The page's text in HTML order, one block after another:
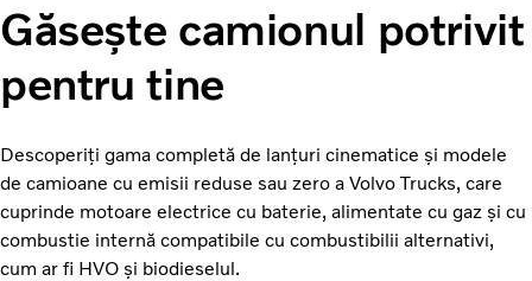
Găsește camionul potrivit
pentru tine
Descoperiți gama completă de lanțuri cinematice și modele
de camioane cu emisii reduse sau zero a Volvo Trucks, care
cuprinde motoare electrice cu baterie, alimentate cu gaz și cu
combustie internă compatibile cu combustibilii alternativi,
cum ar fi HVO și biodieselul.